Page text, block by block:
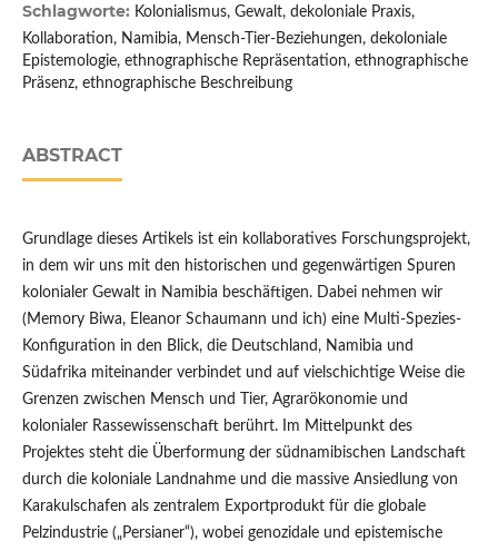
Schlagworte: Kolonialismus, Gewalt, dekoloniale Praxis,
Kollaboration, Namibia, Mensch-Tier-Beziehungen, dekoloniale
Epistemologie, ethnographische Repräsentation, ethnographische
Präsenz, ethnographische Beschreibung
ABSTRACT
Grundlage dieses Artikels ist ein kollaboratives Forschungsprojekt,
in dem wir uns mit den historischen und gegenwärtigen Spuren
kolonialer Gewalt in Namibia beschäftigen. Dabei nehmen wir
(Memory Biwa, Eleanor Schaumann und ich) eine Multi-Spezies-
Konﬁguration in den Blick, die Deutschland, Namibia und
Südafrika miteinander verbindet und auf vielschichtige Weise die
Grenzen zwischen Mensch und Tier, Agrarökonomie und
kolonialer Rassewissenschaft berührt. Im Mittelpunkt des
Projektes steht die Überformung der südnamibischen Landschaft
durch die koloniale Landnahme und die massive Ansiedlung von
Karakulschafen als zentralem Exportprodukt für die globale
Pelzindustrie („Persianer“), wobei genozidale und epistemische